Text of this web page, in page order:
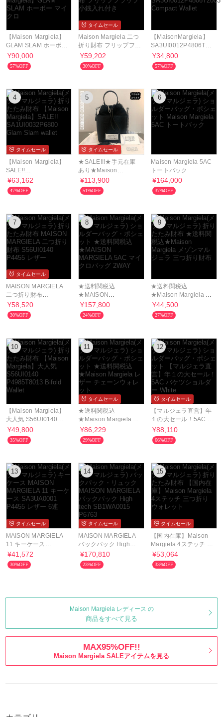
【Maison Margiela】
GLAM SLAM ホーボー
マイクロ
¥90,000
57%OFF
タイムセール
Maison Margiela 二つ
折り財布 フリップフラ
ップ 小銭入れ付き
¥59,202
30%OFF
【MaisonMargiela】
SA3UI0012P4806T2003
Compact Wallet
¥34,800
57%OFF
4
タイムセール
【Maison Margiela】
SALE!!
SA1UI0032P6800
Glam Slam wallet
¥63,162
47%OFF
5
タイムセール
★SALE!!!★手元在庫
あり★Maison
Margiela 5AC バケッ
トバッグ
¥113,900
51%OFF
6
Maison Margiela 5AC
トートバック
¥164,000
37%OFF
7
タイムセール
MAISON MARGIELA
二つ折り財布
S56UI0140 P4455 レ
ザー
¥58,520
30%OFF
8
★送料関税込
★MAISON
MARGIELA 5AC マイ
クロバッグ 2WAY
¥157,800
24%OFF
9
★送料関税込
★Maison Margiela メ
ゾンマルジェラ 三つ折
り財布
¥44,500
27%OFF
10
【Maison Margiela】
大人気 S56UI0140
P4985T8013 Bifold
Wallet
¥49,800
35%OFF
11
タイムセール
★送料関税込
★Maison Margiela レ
ザー チェーンウォレッ
ト
¥86,229
29%OFF
12
タイムセール
【マルジェラ直営】年
１の大セール！5AC バ
ケツショルダー White
¥88,110
66%OFF
13
タイムセール
MAISON MARGIELA
11 キーケース
SA3UA0001 P4455 レ
ザー 6連
¥41,572
30%OFF
14
タイムセール
MAISON MARGIELA
バックパック High
tech SB1WA0015
P6763
¥170,810
23%OFF
15
タイムセール
【国内在庫】Maison
Margiela 4ステッチ 三
つ折り ウォレット
¥53,064
33%OFF
Maison Margiela レディース の
商品をすべて見る
MAX95%OFF!!
Maison Margiela SALEアイテムを見る